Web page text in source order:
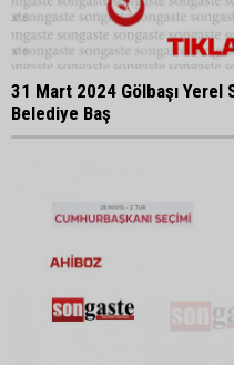
31 Mart 2024 Gölbaşı Yerel
Belediye Baş